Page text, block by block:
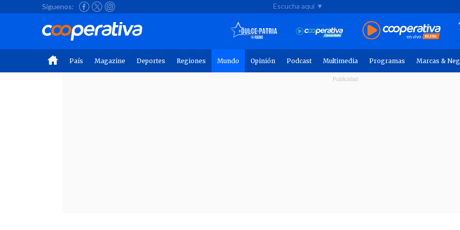
Síguenos: Escucha aquí ▼
País Magazine Deportes Regiones Mundo Opinión Podcast Multimedia Programas Marcas &